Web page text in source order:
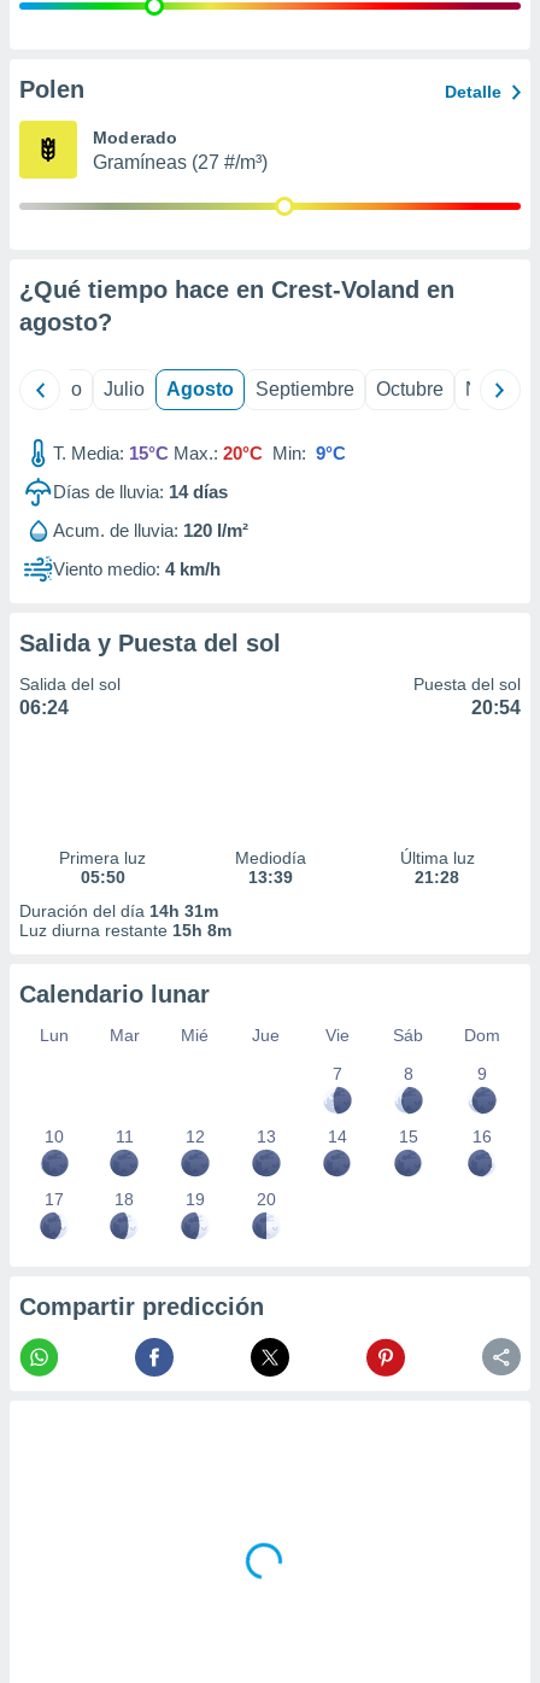
e
publicidad
Polen Detalle
Moderado
Gramíneas (27 #/m³)
¿Qué tiempo hace en Crest-Voland en
agosto?
Junio Julio Agosto Septiembre Octubre
T. Media: 15°C Max.: 20°C Min: 9°C
Días de lluvia: 14días
Acum. de lluvia: 120 l/m²
Viento medio: 4 km/h
Salida y Puesta del sol
Salida del sol
06:24
Puesta del sol
20:54
Primera luz
05:50
Mediodía
13:39
Última luz
21:28
Duración del día 14h 31m
Luz diurna restante 15h 8m
Calendario lunar
Lun Mar Mié Jue Vie Sáb
Dom
7
8 9
10 11 12 13 14 15 16
17 18 19 20
Compartir predicción